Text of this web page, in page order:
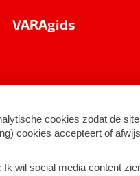
VARAgids
©2026BNNVARA